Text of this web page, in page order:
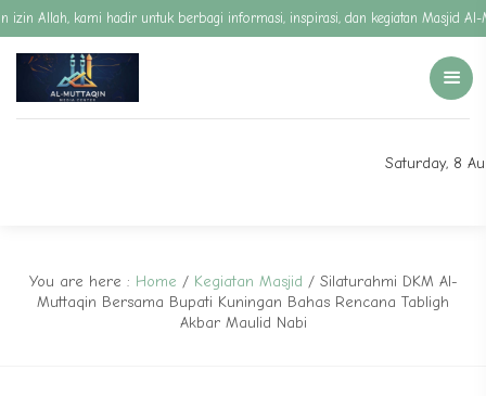
Allah, kami hadir untuk berbagi informasi, inspirasi, dan kegiatan Masjid Al-
Saturday, 8
You are here : Home / Kegiatan Masjid / Silaturahmi DKM Al-
Muttaqin Bersama Bupati Kuningan Bahas Rencana Tabligh
Akbar Maulid Nabi